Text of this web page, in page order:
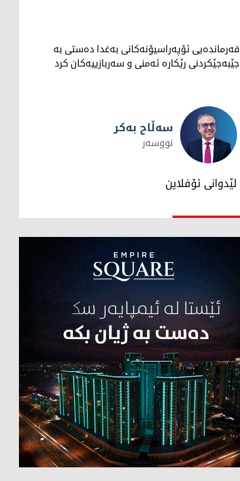
فەرماندەیی ئۆپەراسیۆنەکانی بەغدا دەستی بە
جێبەجێکردنی رێکارە ئەمنی و سەربازییەکان کرد
سەڵاح بەکر
سەڵاح بەکر
نووسەر
لێدوانی ئۆفلاین